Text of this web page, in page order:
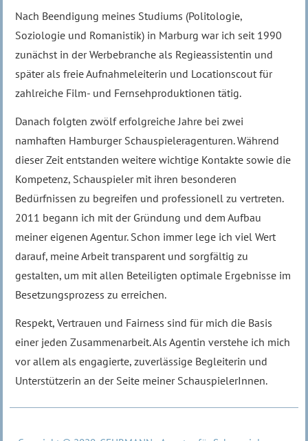
Nach Beendigung meines Studiums (Politologie,
Soziologie und Romanistik) in Marburg war ich seit 1990
zunächst in der Werbebranche als Regieassistentin und
später als freie Aufnahmeleiterin und Locationscout für
zahlreiche Film- und Fernsehproduktionen tätig.
Danach folgten zwölf erfolgreiche Jahre bei zwei
namhaften Hamburger Schauspieleragenturen. Während
dieser Zeit entstanden weitere wichtige Kontakte sowie die
Kompetenz, Schauspieler mit ihren besonderen
Bedürfnissen zu begreifen und professionell zu vertreten.
2011 begann ich mit der Gründung und dem Aufbau
meiner eigenen Agentur. Schon immer lege ich viel Wert
darauf, meine Arbeit transparent und sorgfältig zu
gestalten, um mit allen Beteiligten optimale Ergebnisse im
Besetzungsprozess zu erreichen.
Respekt, Vertrauen und Fairness sind für mich die Basis
einer jeden Zusammenarbeit. Als Agentin verstehe ich mich
vor allem als engagierte, zuverlässige Begleiterin und
Unterstützerin an der Seite meiner SchauspielerInnen.